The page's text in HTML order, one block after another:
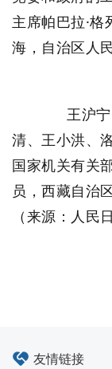
主席帕巴拉·
海，自治区人
王沪宁
清、王小洪、
国家机关有关
员，西藏自治
（来源：人民
友情链接